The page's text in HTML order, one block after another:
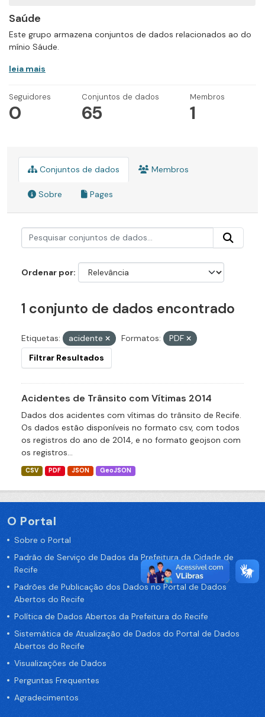
Saúde
Este grupo armazena conjuntos de dados relacionados ao do
mínio Sáude.
leia mais
Seguidores
0
Conjuntos de dados
65
Membros
1
Conjuntos de dados Membros
Sobre Pages
Ordenar por
1 conjunto de dados encontrado
Etiquetas: acidente Formatos:
PDF
Filtrar Resultados
Acidentes de Trânsito com Vítimas 2014
Dados dos acidentes com vítimas do trânsito de Recife.
Os dados estão disponíveis no formato csv, com todos
os registros do ano de 2014, e no formato geojson com
os registros...
CSV PDF JSON GeoJSON
O Portal
Sobre o Portal
Padrão de Serviço de Dados da Prefeitura da Cidade de
Recife
Padrões de Publicação dos Dados no Portal de Dados
Abertos do Recife
Política de Dados Abertos da Prefeitura do Recife
Sistemática de Atualização de Dados do Portal de Dados
Abertos do Recife
Visualizações de Dados
Perguntas Frequentes
Agradecimentos